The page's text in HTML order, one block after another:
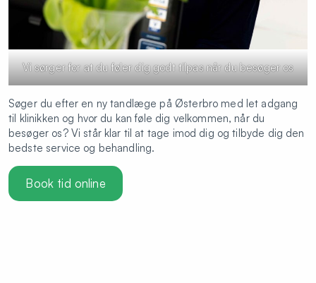
Vi sørger for at du føler dig godt tilpas når du besøger os
Søger du efter en ny tandlæge på Østerbro med let adgang
til klinikken og hvor du kan føle dig velkommen, når du
besøger os? Vi står klar til at tage imod dig og tilbyde dig den
bedste service og behandling.
Book tid online